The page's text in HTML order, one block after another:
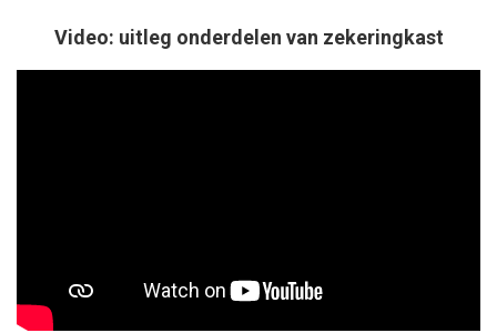
Video: uitleg onderdelen van zekeringkast